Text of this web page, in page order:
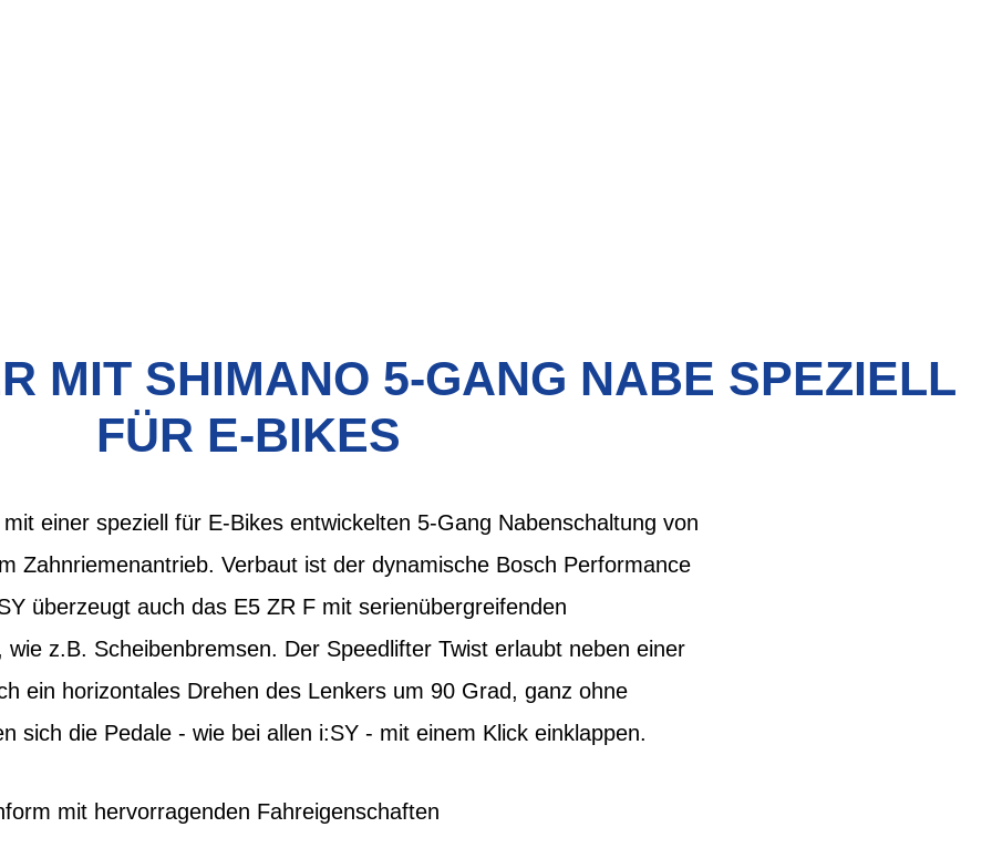
MIT SHIMANO 5-GANG NABE SPEZIELL
FÜR E-BIKES
einer speziell für E-Bikes entwickelten 5-Gang Nabenschaltung von
Zahnriemenantrieb. Verbaut ist der dynamische Bosch Performance
überzeugt auch das E5 ZR F mit serienübergreifenden
z.B. Scheibenbremsen. Der Speedlifter Twist erlaubt neben einer
ein horizontales Drehen des Lenkers um 90 Grad, ganz ohne
sich die Pedale - wie bei allen i:SY - mit einem Klick einklappen.
mit hervorragenden Fahreigenschaften